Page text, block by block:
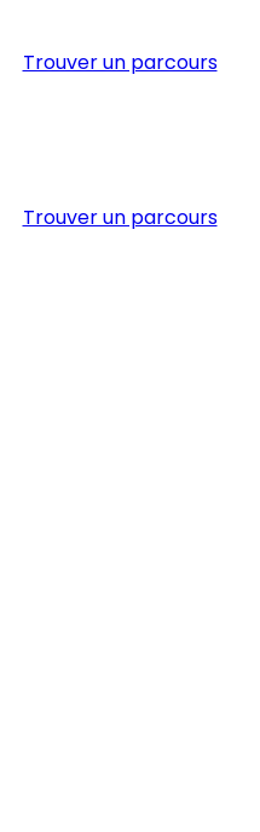
Trouver un parcours
Trouver un parcours